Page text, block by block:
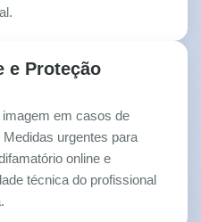
e Proteção
em casos de
urgentes para
online e
técnica do profissional